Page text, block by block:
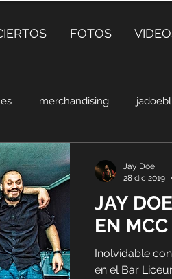
FOTOS
merchandising
JAY
EN MCC
Inolvidable
en el Bar
Jay Doe
28 dic 2019